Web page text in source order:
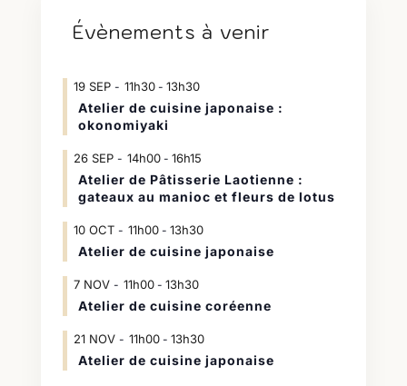
Évènements à venir
19 SEP 11h30- 13h30
Atelier de cuisine japonaise :
okonomiyaki
26 SEP 14h00- 16h15
Atelier de Pâtisserie Laotienne :
gateaux au manioc et fleurs de lotus
10 OCT 11h00- 13h30
Atelier de cuisine japonaise
7 NOV 11h00- 13h30
Atelier de cuisine coréenne
21 NOV 11h00- 13h30
Atelier de cuisine japonaise